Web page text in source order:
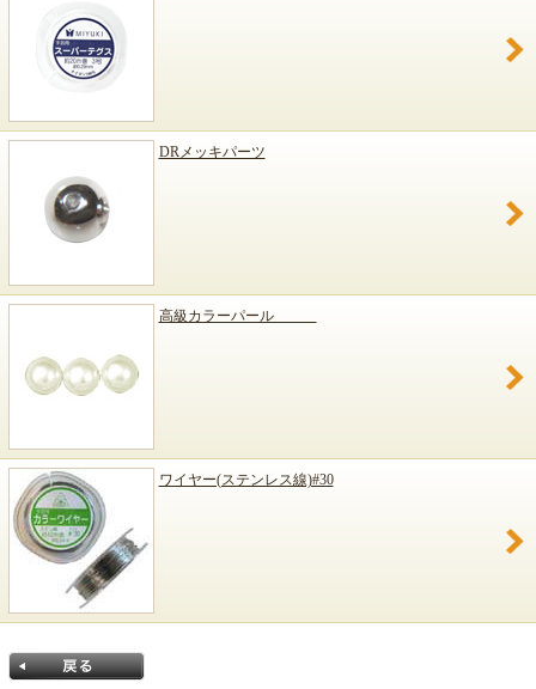
DRメッキパーツ
高級カラーパール
ワイヤー(ステンレス線)#30